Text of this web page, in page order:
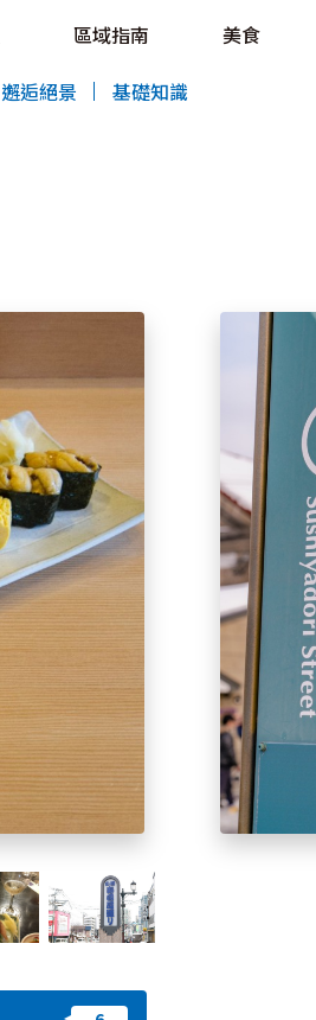
區域指南 美食
邂逅絕景 基礎知識
我的最愛
Instag
ram
YouTu
be